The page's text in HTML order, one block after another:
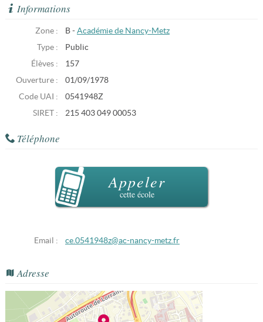
Informations
Zone : B - Académie de Nancy-Metz
Type :
Public
Élèves :
157
Ouverture :
01/09/1978
Code UAI :
0541948Z
SIRET :
215 403 049 00053
Téléphone
Appeler
cette école
Email : ce.0541948z@ac-nancy-metz.fr
Adresse